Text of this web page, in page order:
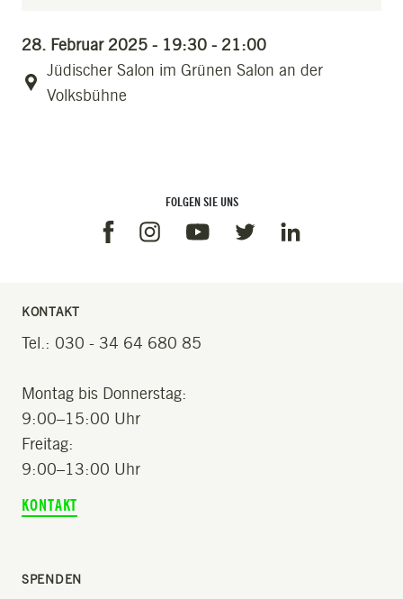
28. Februar 2025 - 19:30 - 21:00
Jüdischer Salon im Grünen Salon an der
Volksbühne
FOLGEN SIE UNS
FacebookInstagramYoutubeTwitterLinkedin
KONTAKT
Tel.: 030 - 34 64 680 85
Montag bis Donnerstag:
9:00–15:00 Uhr
Freitag:
9:00–13:00 Uhr
KONTAKT
SPENDEN